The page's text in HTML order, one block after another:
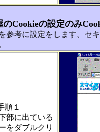
のCookieの設定のみ
参考に設定をします、セ
順１
部に出ている
をダブルクリ